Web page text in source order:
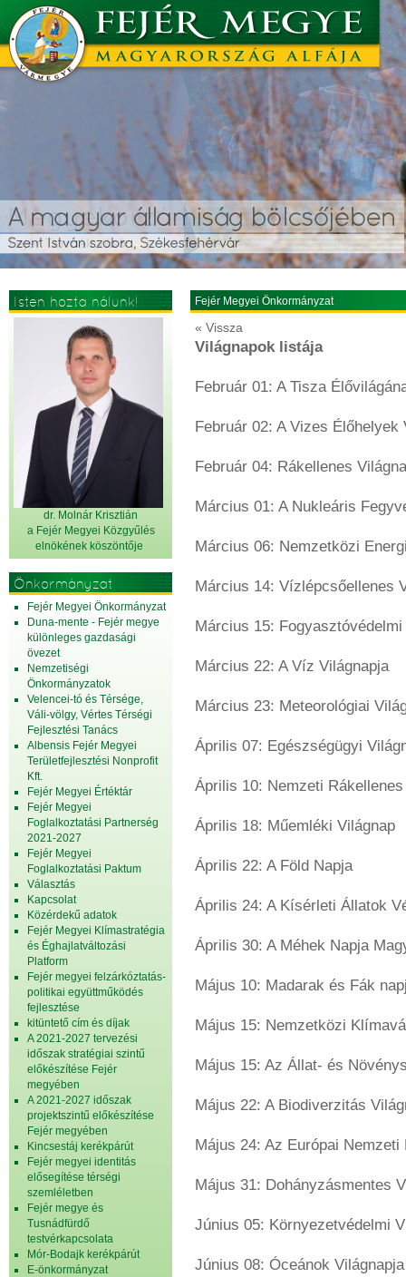
Isten hozta nálunk!
dr. Molnár Krisztián
a Fejér Megyei Közgyűlés
elnökének köszöntője
Önkormányzat
Fejér Megyei Önkormányzat
Duna-mente - Fejér megye
különleges gazdasági
övezet
Nemzetiségi
Önkormányzatok
Velencei-tó és Térsége,
Váli-völgy, Vértes Térségi
Fejlesztési Tanács
Albensis Fejér Megyei
Területfejlesztési Nonprofit
Kft.
Fejér Megyei Értéktár
Fejér Megyei
Foglalkoztatási Partnerség
2021-2027
Fejér Megyei
Foglalkoztatási Paktum
Választás
Kapcsolat
Közérdekű adatok
Fejér Megyei Klímastratégia
és Éghajlatváltozási
Platform
Fejér megyei felzárkóztatás-
politikai együttműködés
fejlesztése
kitüntető cím és díjak
A 2021-2027 tervezési
időszak stratégiai szintű
előkészítése Fejér
megyében
A 2021-2027 időszak
projektszintű előkészítése
Fejér megyében
Kincsestáj kerékpárút
Fejér megyei identitás
elősegítése térségi
szemléletben
Fejér megye és
Tusnádfürdő
testvérkapcsolata
Mór-Bodajk kerékpárút
E-önkormányzat
Fejér Megyei Önkormányzat
« Vissza
Világnapok listája
Február 01: A Tisza
Február 02: A Vizes Élőhelyek
Február 04: Rákellenes
Március 01: A Nukleáris
Március 06: Nemzetközi
Március 14: Vízlépcsőellenes
Március 15: Fogyasztóvédelmi
Március 22: A Víz Világnapja
Március 23: Meteorológiai
Április 07: Egészségügyi
Április 10: Nemzeti Rákellenes
Április 18: Műemléki Világnap
Április 22: A Föld Napja
Április 24: A Kísérleti Állatok
Április 30: A Méhek Napja
Május 10: Madarak és Fák
Május 15: Nemzetközi
Május 15: Az Állat- és
Május 22: A Biodiverzitás
Május 24: Az Európai Nemzeti
Május 31: Dohányzásmentes
Június 05: Környezetvédelmi
Június 08: Óceánok Világnapja